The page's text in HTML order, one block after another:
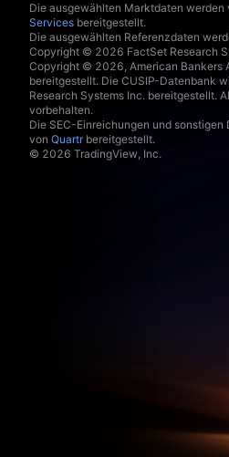
Die ausgewählten Marktdaten werden
Services bereitgestellt.
Die ausgewählten Referenzdaten
Copyright © 2026 FactSet Research
Copyright © 2026, American Bankers
bereitgestellt. Die CUSIP-Datenbank
Research Systems Inc. bereitgestellt.
vorbehalten.
Die SEC-Einreichungen und sonstigen
von Quartrbereitgestellt.
© 2026 TradingView, Inc.